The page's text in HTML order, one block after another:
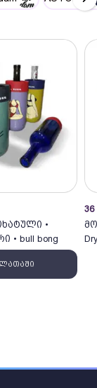
•
ბულბულატორი • bull bong
36